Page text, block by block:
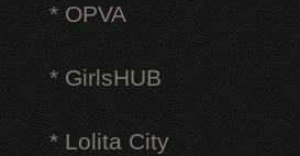
* OPVA
* GirlsHUB
* Lolita City